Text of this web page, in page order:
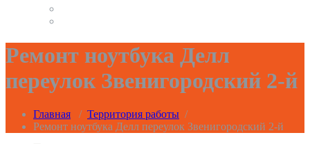
Ремонт ноутбука Делл
переулок Звенигородский 2-й
Главная / Территория работы /
Ремонт ноутбука Делл переулок Звенигородский 2-й